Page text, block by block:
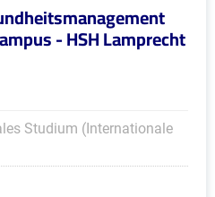
- HSH Lamprecht
Studium (Internationale